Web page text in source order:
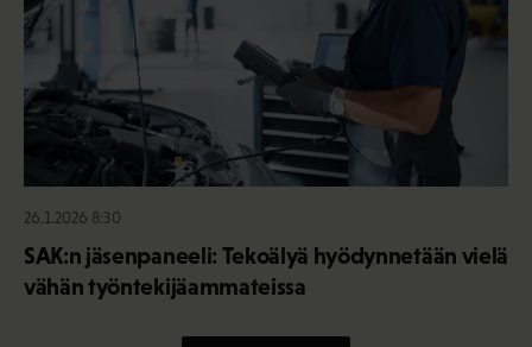
26.1.2026 8:30
SAK:n jäsenpaneeli: Tekoälyä hyödynnetään vielä
vähän työntekijäammateissa